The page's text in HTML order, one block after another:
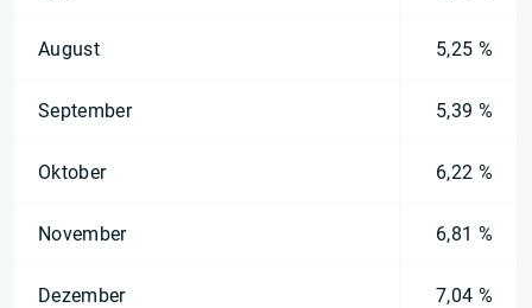
August 5,25 %
September 5,39 %
Oktober 6,22 %
November 6,81 %
Dezember 7,04 %